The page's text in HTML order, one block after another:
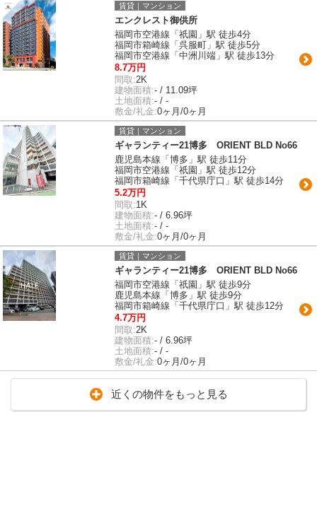
賃貸｜マンション
エンクレスト御供所
福岡市空港線「祇園」駅 徒歩4分
福岡市箱崎線「呉服町」駅 徒歩5分
福岡市空港線「中洲川端」駅 徒歩13分
8.7万円
間取:2K
建物面積:- / 11.09坪
土地面積:- / -
敷金/礼金:0ヶ月/0ヶ月
賃貸｜マンション
ギャランティー21博多 ORIENT BLD No66
鹿児島本線「博多」駅 徒歩11分
福岡市空港線「祇園」駅 徒歩12分
福岡市箱崎線「千代県庁口」駅 徒歩14分
5.2万円
間取:1K
建物面積:- / 6.96坪
土地面積:- / -
敷金/礼金:0ヶ月/0ヶ月
賃貸｜マンション
ギャランティー21博多 ORIENT BLD No66
福岡市空港線「祇園」駅 徒歩9分
鹿児島本線「博多」駅 徒歩9分
福岡市箱崎線「千代県庁口」駅 徒歩12分
4.7万円
間取:2K
建物面積:- / 6.96坪
土地面積:- / -
敷金/礼金:0ヶ月/0ヶ月
近くの物件をもっと見る